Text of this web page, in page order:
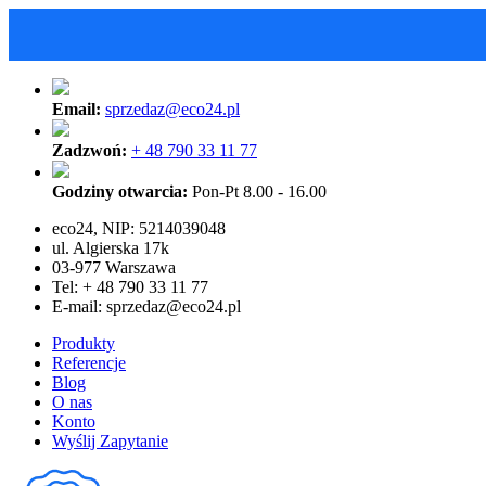
Email: sprzedaz@eco24.pl
Zadzwoń: + 48 790 33 11 77
Godziny otwarcia: Pon-Pt 8.00 - 16.00
eco24, NIP: 5214039048
ul. Algierska 17k
03-977 Warszawa
Tel: + 48 790 33 11 77
E-mail: sprzedaz@eco24.pl
Produkty
Referencje
Blog
O nas
Konto
Wyślij Zapytanie